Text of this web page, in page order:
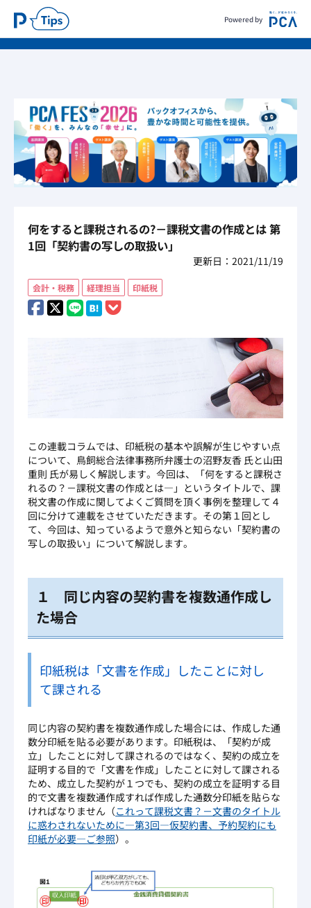
Powered by
何をすると課税されるの?－課税文書の作成とは 第
1回「契約書の写しの取扱い」
更新日：2021/11/19
会計・税務 経理担当 印紙税
この連載コラムでは、印紙税の基本や誤解が生じやすい点
について、鳥飼総合法律事務所弁護士の沼野友香 氏と山田
重則 氏が易しく解説します。今回は、「何をすると課税さ
れるの？－課税文書の作成とは―」というタイトルで、課
税文書の作成に関してよくご質問を頂く事例を整理して４
回に分けて連載をさせていただきます。その第１回とし
て、今回は、知っているようで意外と知らない「契約書の
写しの取扱い」について解説します。
１ 同じ内容の契約書を複数通作成し
た場合
印紙税は「文書を作成」したことに対し
て課される
同じ内容の契約書を複数通作成した場合には、作成した通
数分印紙を貼る必要があります。印紙税は、「契約が成
立」したことに対して課されるのではなく、契約の成立を
証明する目的で「文書を作成」したことに対して課される
ため、成立した契約が１つでも、契約の成立を証明する目
的で文書を複数通作成すれば作成した通数分印紙を貼らな
ければなりません（これって課税文書？－文書のタイトル
に惑わされないために―第3回―仮契約書、予約契約にも
印紙が必要―ご参照）。